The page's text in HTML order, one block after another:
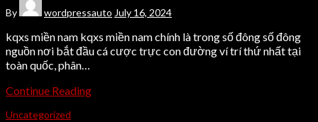
By wordpressauto July 16, 2024
kqxs miền nam kqxs miền nam chính là trong số đông số đông
nguồn nơi bắt đầu cá cược trực con đường ví trí thứ nhất tại
toàn quốc, phân…
Continue Reading
Uncategorized